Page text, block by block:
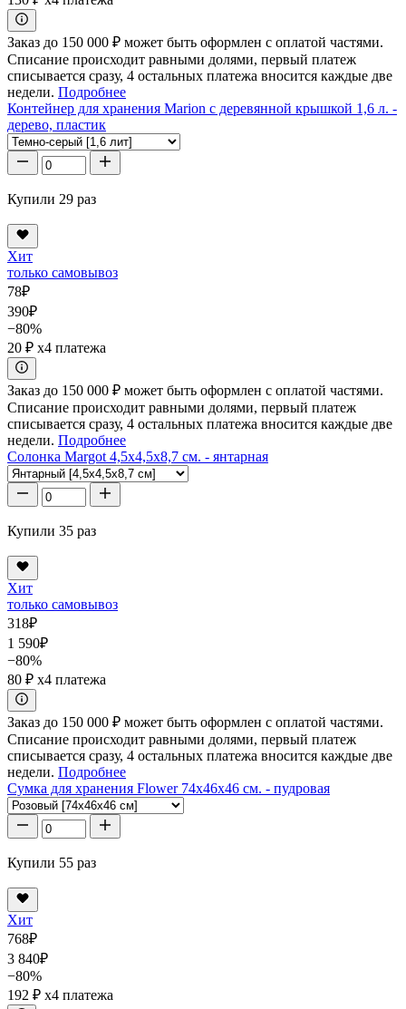
Заказ до 150 000 ₽ может быть оформлен с оплатой частями.
Списание происходит равными долями, первый платеж
списывается сразу, 4 остальных платежа вносится каждые две
недели. Подробнее
Контейнер для хранения Marion с деревянной крышкой 1,6 л. -
дерево, пластик
Купили 29 раз
Хит
только самовывоз
78₽
390₽
−80%
20 ₽ x4 платежа
Заказ до 150 000 ₽ может быть оформлен с оплатой частями.
Списание происходит равными долями, первый платеж
списывается сразу, 4 остальных платежа вносится каждые две
недели. Подробнее
Солонка Margot 4,5x4,5x8,7 см. - янтарная
Купили 35 раз
Хит
только самовывоз
318₽
1 590₽
−80%
80 ₽ x4 платежа
Заказ до 150 000 ₽ может быть оформлен с оплатой частями.
Списание происходит равными долями, первый платеж
списывается сразу, 4 остальных платежа вносится каждые две
недели. Подробнее
Сумка для хранения Flower 74x46x46 см. - пудровая
Купили 55 раз
Хит
768₽
3 840₽
−80%
192 ₽ x4 платежа